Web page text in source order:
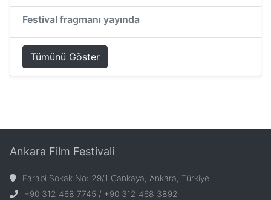
Festival fragmanı yayında
Tümünü Göster
Ankara Film Festivali
Farabi Sokak No: 29/1 Çankaya, Ankara, Türkiye
+90 312 468 7745 / +90 312 468 3892